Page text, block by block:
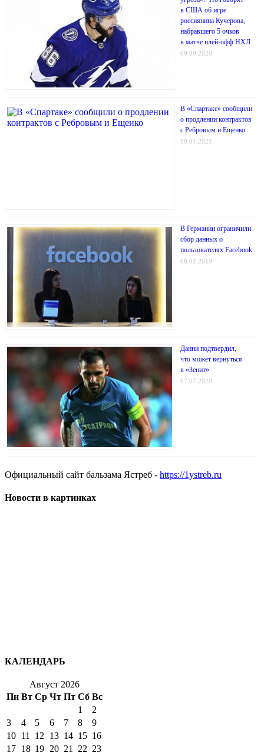
в США об игре
россиянина Кучерова,
набравшего 5 очков
в матче плей-офф НХЛ
09.09.2020
В «Спартаке» сообщили
о продлении контрактов
с Ребровым и Ещенко
10.01.2021
В Германии ограничили
сбор данных о
пользователях Facebook
08.02.2019
Данни подтвердил,
что может вернуться
в «Зенит»
07.07.2020
Официальный сайт бальзама Ястреб - https://1ystreb.ru
Новости в картинках
КАЛЕНДАРЬ
Август 2026
Пн Вт Ср Чт Пт Сб Вс
1
2
3
4 5 6 7 8
9
10 11 12 13 14 15 16
17 18 19 20 21 22 23